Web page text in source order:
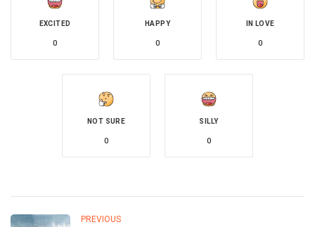
EXCITED
0
HAPPY
0
IN LOVE
0
NOT SURE
0
SILLY
0
PREVIOUS